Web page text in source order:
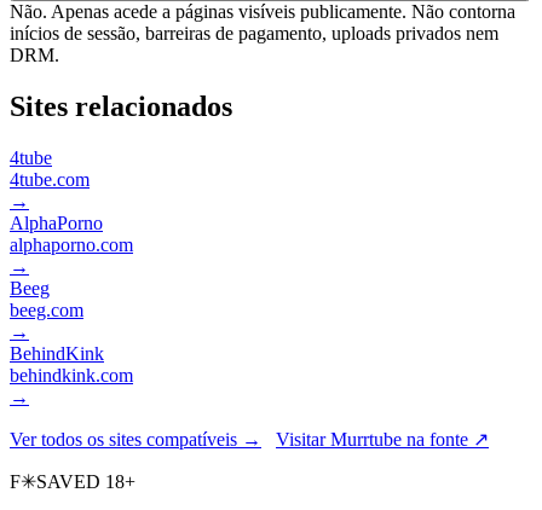
Não. Apenas acede a páginas visíveis publicamente. Não contorna
inícios de sessão, barreiras de pagamento, uploads privados nem
DRM.
Sites relacionados
4tube
4tube.com
→
AlphaPorno
alphaporno.com
→
Beeg
beeg.com
→
BehindKink
behindkink.com
→
Ver todos os sites compatíveis → Visitar Murrtube na fonte ↗
F✳SAVED 18+